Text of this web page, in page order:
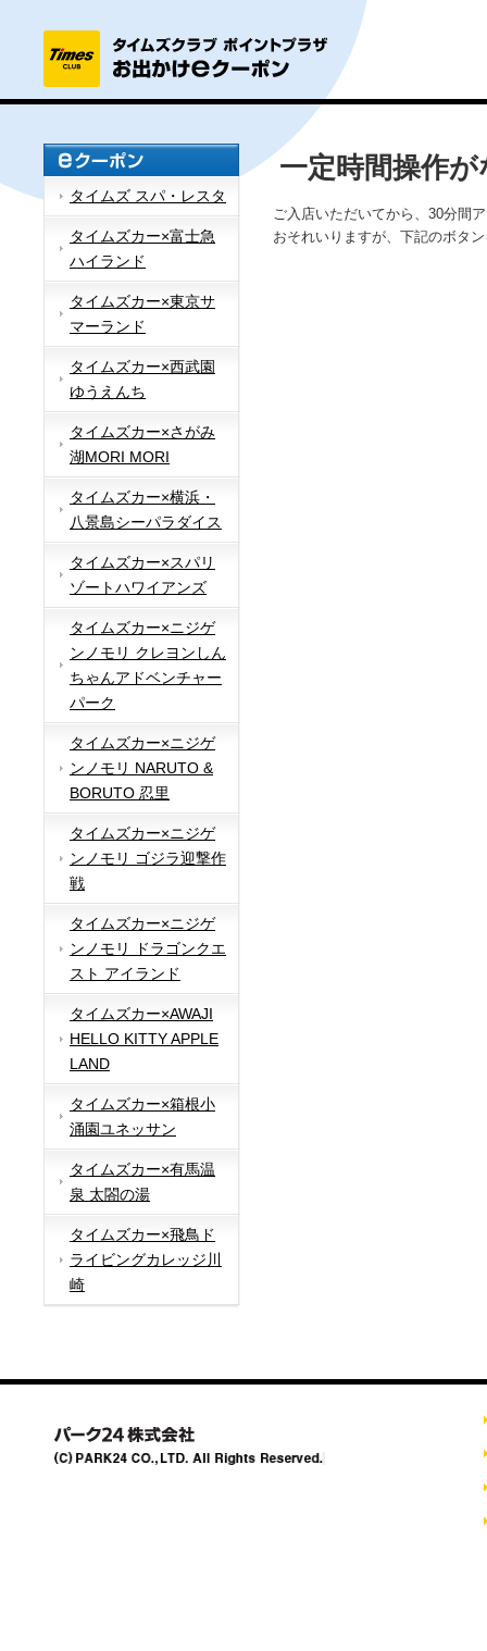
タイムズ スパ・レスタ
タイムズカー×富士急
ハイランド
タイムズカー×東京サ
マーランド
タイムズカー×西武園
ゆうえんち
タイムズカー×さがみ
湖MORI MORI
タイムズカー×横浜・
八景島シーパラダイス
タイムズカー×スパリ
ゾートハワイアンズ
タイムズカー×ニジゲ
ンノモリ クレヨンしん
ちゃんアドベンチャー
パーク
タイムズカー×ニジゲ
ンノモリ NARUTO &
BORUTO 忍里
タイムズカー×ニジゲ
ンノモリ ゴジラ迎撃作
戦
タイムズカー×ニジゲ
ンノモリ ドラゴンクエ
スト アイランド
タイムズカー×AWAJI
HELLO KITTY APPLE
LAND
タイムズカー×箱根小
涌園ユネッサン
タイムズカー×有馬温
泉 太閤の湯
タイムズカー×飛鳥ド
ライビングカレッジ川
崎
一定時間操作
ご入店いただいてから、30分間
おそれいりますが、下記のボタ